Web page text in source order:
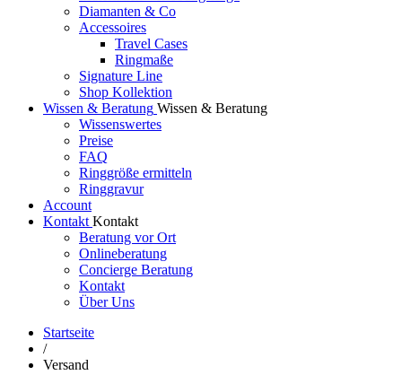
Diamanten & Co
Accessoires
Travel Cases
Ringmaße
Signature Line
Shop Kollektion
Wissen & Beratung Wissen & Beratung
Wissenswertes
Preise
FAQ
Ringgröße ermitteln
Ringgravur
Account
Kontakt Kontakt
Beratung vor Ort
Onlineberatung
Concierge Beratung
Kontakt
Über Uns
Startseite
/
Versand